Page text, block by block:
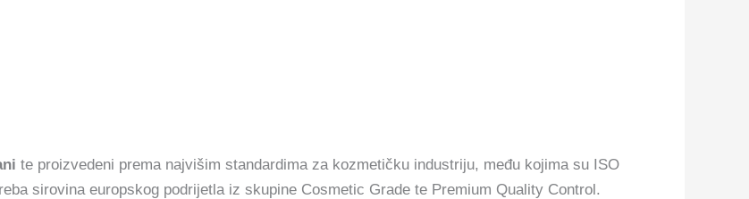
te proizvedeni prema najvišim standardima za kozmetičku industriju, među kojima su ISO
sirovina europskog podrijetla iz skupine Cosmetic Grade te Premium Quality Control.